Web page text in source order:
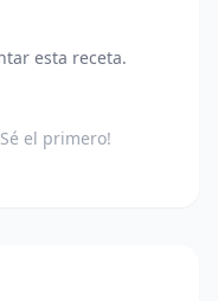
esta receta.
el primero!